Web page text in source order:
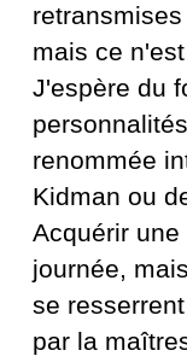
mais ce
J'espère du
renommée
Kidman ou
Acquérir
journée,
se
par la